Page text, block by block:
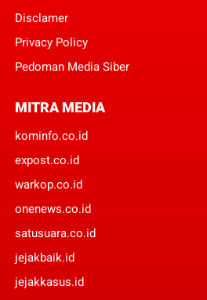
Disclamer
Privacy Policy
Pedoman Media Siber
MITRA MEDIA
kominfo.co.id
expost.co.id
warkop.co.id
onenews.co.id
satusuara.co.id
jejakbaik.id
jejakkasus.id